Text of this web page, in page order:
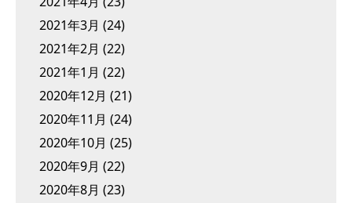
2021年3月 (24)
2021年2月 (22)
2021年1月 (22)
2020年12月 (21)
2020年11月 (24)
2020年10月 (25)
2020年9月 (22)
2020年8月 (23)